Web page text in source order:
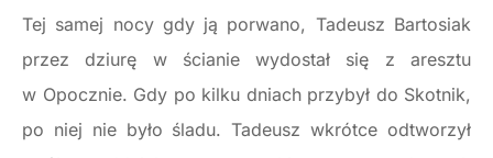
Tej samej nocy gdy ją porwano, Tadeusz Bartosiak
przez dziurę w ścianie wydostał się z aresztu
w Opocznie. Gdy po kilku dniach przybył do Skotnik,
po niej nie było śladu. Tadeusz wkrótce odtworzył